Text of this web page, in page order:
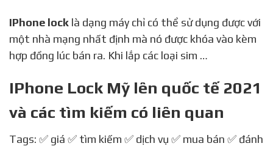
IPhone lock là dạng máy chỉ có thể sử dụng được với
một nhà mạng nhất định mà nó được khóa vào kèm
hợp đồng lúc bán ra. Khi lắp các loại sim …
IPhone Lock Mỹ lên quốc tế 2021
và các tìm kiếm có liên quan
Tags: ✅ giá ✅ tìm kiếm ✅ dịch vụ ✅ mua bán ✅ đánh